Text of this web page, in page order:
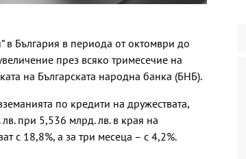
в България в периода от октомври до
през всяко тримесечие на
на Българската народна банка (БНБ).
по кредити на дружествата,
при 5,536 млрд. лв. в края на
с 18,8%, а за три месеца – с 4,2%.